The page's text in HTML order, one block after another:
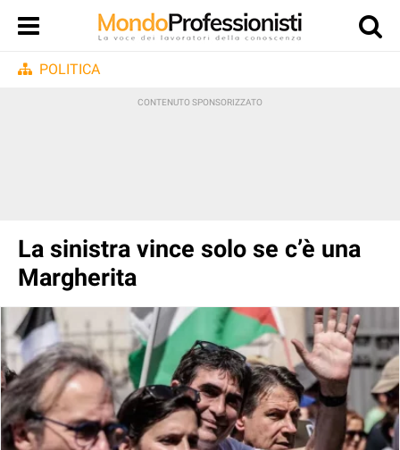
POLITICA
La sinistra vince solo se c’è una
Margherita